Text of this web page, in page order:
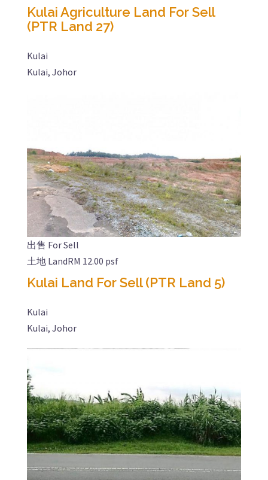
Kulai Agriculture Land For Sell
(PTR Land 27)
Kulai
Kulai, Johor
出售 For Sell
土地 LandRM 12.00 psf
Kulai Land For Sell (PTR Land 5)
Kulai
Kulai, Johor